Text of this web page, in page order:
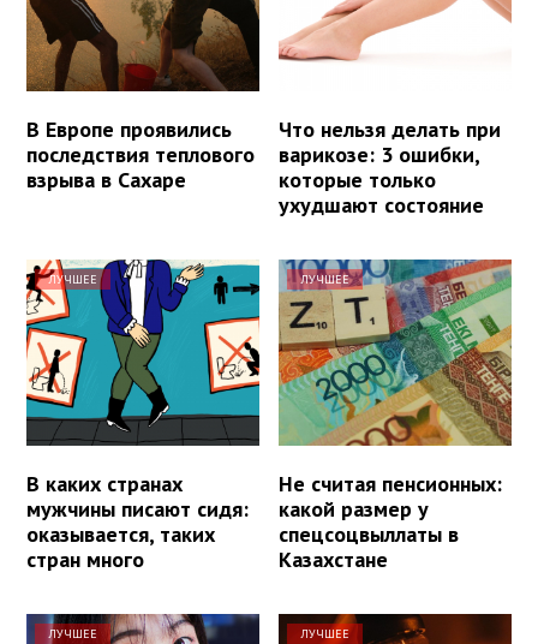
В Европе проявились
последствия теплового
взрыва в Сахаре
Что нельзя делать при
варикозе: 3 ошибки,
которые только
ухудшают состояние
ЛУЧШЕЕ
В каких странах
мужчины писают сидя:
оказывается, таких
стран много
ЛУЧШЕЕ
Не считая пенсионных:
какой размер у
спецсоцвыллаты в
Казахстане
ЛУЧШЕЕ ЛУЧШЕЕ